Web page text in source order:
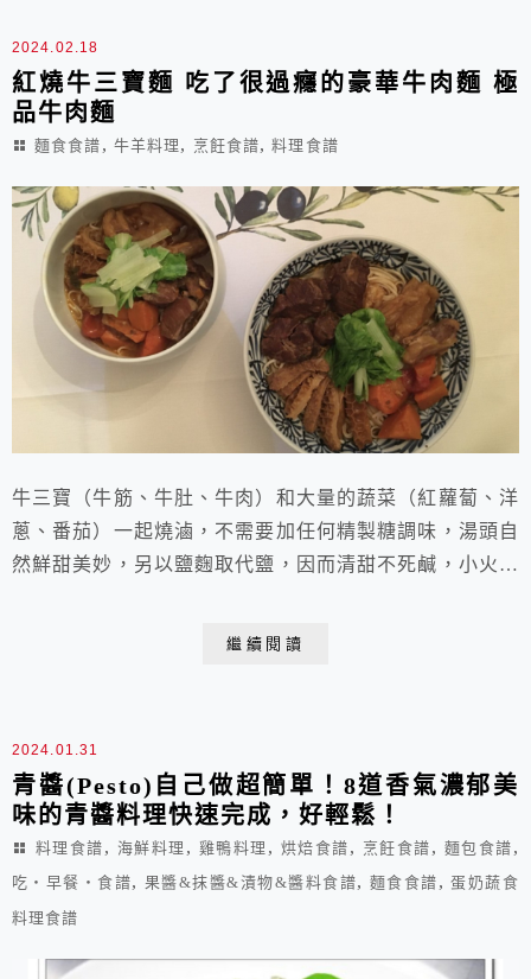
2024.02.18
紅燒牛三寶麵 吃了很過癮的豪華牛肉麵 極
品牛肉麵
麵食食譜 , 牛羊料理 , 烹飪食譜,料理食譜
牛三寶（牛筋、牛肚、牛肉）和大量的蔬菜（紅蘿蔔、洋
蔥、番茄）一起燒滷，不需要加任何精製糖調味，湯頭自
然鮮甜美妙，另以鹽麴取代鹽，因而清甜不死鹹，小火慢
繼續閱讀
2024.01.31
青醬(Pesto)自己做超簡單！8道香氣濃郁美
味的青醬料理快速完成，好輕鬆！
料理食譜 , 海鮮料理 , 雞鴨料理 , 烘焙食譜 , 烹飪食譜 , 麵包食譜 ,
吃‧早餐‧食譜, 果醬&抹醬&漬物&醬料食譜, 麵食食譜 ,蛋奶蔬食
料理食譜